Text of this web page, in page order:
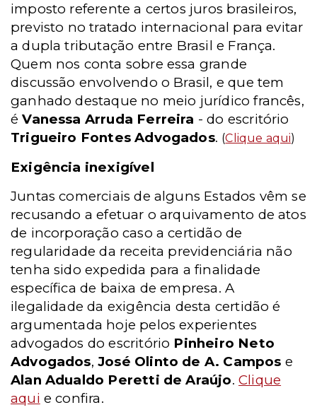
imposto referente a certos juros brasileiros,
previsto no tratado internacional para evitar
a dupla tributação entre Brasil e França.
Quem nos conta sobre essa grande
discussão envolvendo o Brasil, e que tem
ganhado destaque no meio jurídico francês,
éVanessa Arruda Ferreira - do escritório
Trigueiro Fontes Advogados. (Clique aqui)
Exigência inexigível
Juntas comerciais de alguns Estados vêm se
recusando a efetuar o arquivamento de atos
de incorporação caso a certidão de
regularidade da receita previdenciária não
tenha sido expedida para a finalidade
específica de baixa de empresa. A
ilegalidade da exigência desta certidão é
argumentada hoje pelos experientes
advogados do escritório Pinheiro Neto
Advogados,José Olinto de A. Campos e
Alan Adualdo Peretti de Araújo. Clique
aqui e confira.